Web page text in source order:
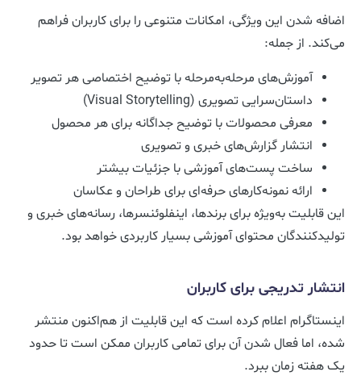
اضافه شدن این ویژگی، امکانات متنوعی را برای کاربران فراهم
می‌کند. از جمله:
آموزش‌های مرحله‌به‌مرحله با توضیح اختصاصی هر تصویر
داستان‌سرایی تصویری (Visual Storytelling)
معرفی محصولات با توضیح جداگانه برای هر محصول
انتشار گزارش‌های خبری و تصویری
ساخت پست‌های آموزشی با جزئیات بیشتر
ارائه نمونه‌کارهای حرفه‌ای برای طراحان و عکاسان
این قابلیت به‌ویژه برای برندها، اینفلوئنسرها، رسانه‌های خبری و
تولیدکنندگان محتوای آموزشی بسیار کاربردی خواهد بود.
انتشار تدریجی برای کاربران
اینستاگرام اعلام کرده است که این قابلیت از هم‌اکنون منتشر
شده، اما فعال شدن آن برای تمامی کاربران ممکن است تا حدود
یک هفته زمان ببرد.